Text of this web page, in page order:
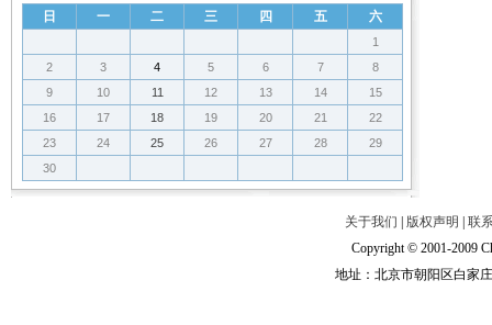
日 一 二 三 四 五 六
1
2
3 4 5 6 7
8
9
10 11 12 13 14
15
16
17 18 19 20 21
22
23
24 25 26 27 28
29
30
关于我们 版权声明
联
Copyright © 2001-2009
地址：北京市朝阳区白家